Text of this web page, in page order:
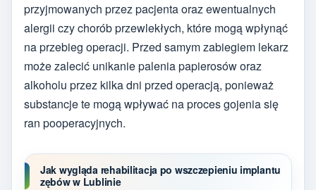
przyjmowanych przez pacjenta oraz ewentualnych
alergii czy chorób przewlekłych, które mogą wpłynąć
na przebieg operacji. Przed samym zabiegiem lekarz
może zalecić unikanie palenia papierosów oraz
alkoholu przez kilka dni przed operacją, ponieważ
substancje te mogą wpływać na proces gojenia się
ran pooperacyjnych.
Jak wygląda rehabilitacja po wszczepieniu implantu
zębów w Lublinie